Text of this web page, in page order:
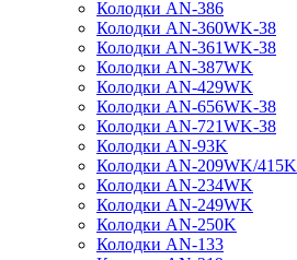
Колодки AN-386
Колодки AN-360WK-38
Колодки AN-361WK-38
Колодки AN-387WK
Колодки AN-429WK
Колодки AN-656WK-38
Колодки AN-721WK-38
Колодки AN-93K
Колодки AN-209WK/415K
Колодки AN-234WK
Колодки AN-249WK
Колодки AN-250K
Колодки AN-133